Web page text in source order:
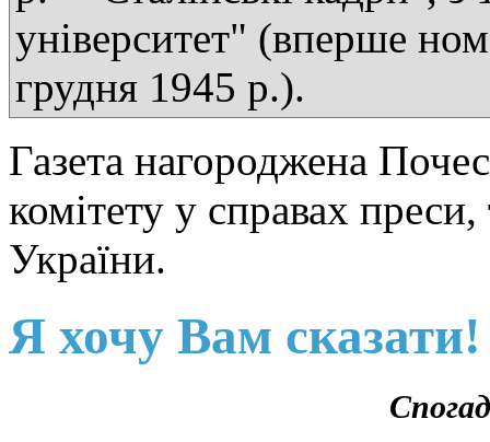
університет" (вперше
грудня 1945 р.).
Газета нагороджена
комітету у справах
України.
Я хочу Вам сказати!